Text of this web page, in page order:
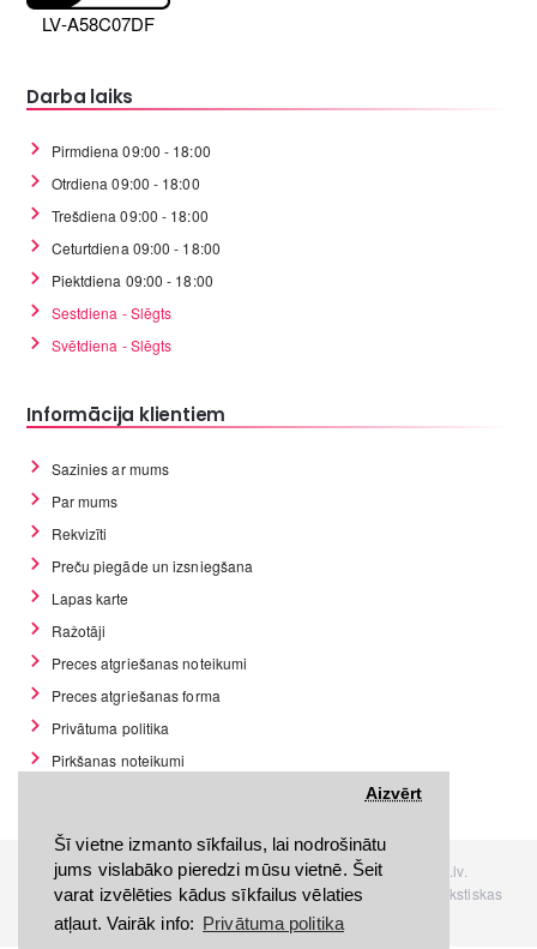
Šī vietne izmanto sīkfailus, lai nodrošinātu
jums vislabāko pieredzi mūsu vietnē. Šeit
varat izvēlēties kādus sīkfailus vēlaties
atļaut. Vairāk info: Privātuma politika
Aizvērt
LV-A58C07DF
Darba laiks
Pirmdiena 09:00 - 18:00
Otrdiena 09:00 - 18:00
Trešdiena 09:00 - 18:00
Ceturtdiena 09:00 - 18:00
Piektdiena 09:00 - 18:00
Sestdiena - Slēgts
Svētdiena - Slēgts
Informācija klientiem
Sazinies ar mums
Par mums
Rekvizīti
Preču piegāde un izsniegšana
Lapas karte
Ražotāji
Preces atgriešanas noteikumi
Preces atgriešanas forma
Privātuma politika
Pirkšanas noteikumi
Visas tiesības rezervētas. Interneta veikals www.Discomania.lv.
Jebkuras Discomania.lv informācijas pārpublicēšana, bez rakstiskas
atļaujas, stingri aizliegta.